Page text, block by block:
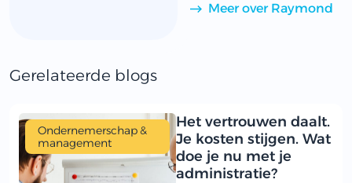
Meer over Raymond
Gerelateerde blogs
Ondernemerschap &
management
Het vertrouwen daalt.
Je kosten stijgen. Wat
doe je nu met je
administratie?